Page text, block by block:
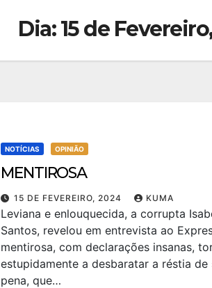
Dia:15 de
NOTÍCIAS OPINIÃO
MENTIROSA
15 DE FEVEREIRO, 2024 KUMA
Leviana e enlouquecida, a corrupta
Santos, revelou em entrevista ao
mentirosa, com declarações insanas,
estupidamente a desbaratar a réstia de
pena, que…